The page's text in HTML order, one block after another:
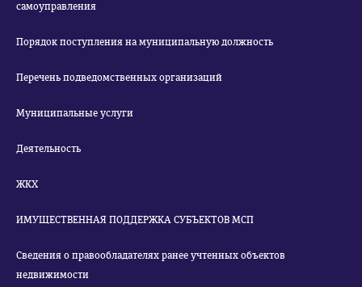
самоуправления
Порядок поступления на муниципальную должность
Перечень подведомственных организаций
Муниципальные услуги
Деятельность
ЖКХ
ИМУЩЕСТВЕННАЯ ПОДДЕРЖКА СУБЪЕКТОВ МСП
Сведения о правообладателях ранее учтенных объектов
недвижимости